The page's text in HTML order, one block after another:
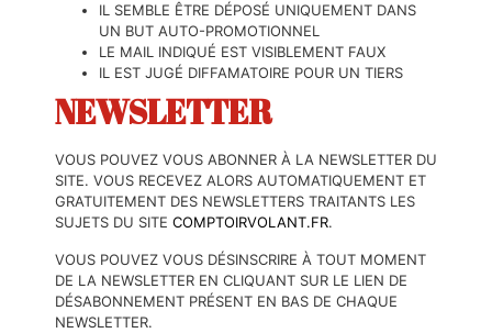
IL SEMBLE ÊTRE DÉPOSÉ UNIQUEMENT DANS
UN BUT AUTO-PROMOTIONNEL
LE MAIL INDIQUÉ EST VISIBLEMENT FAUX
IL EST JUGÉ DIFFAMATOIRE POUR UN TIERS
NEWSLETTER
VOUS POUVEZ VOUS ABONNER À LA NEWSLETTER DU
SITE. VOUS RECEVEZ ALORS AUTOMATIQUEMENT ET
GRATUITEMENT DES NEWSLETTERS TRAITANTS LES
SUJETS DU SITE COMPTOIRVOLANT.FR.
VOUS POUVEZ VOUS DÉSINSCRIRE À TOUT MOMENT
DE LA NEWSLETTER EN CLIQUANT SUR LE LIEN DE
DÉSABONNEMENT PRÉSENT EN BAS DE CHAQUE
NEWSLETTER.